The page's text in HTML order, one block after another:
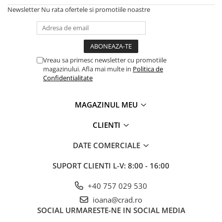
Newsletter Nu rata ofertele si promotiile noastre
Vreau sa primesc newsletter cu promotiile
magazinului. Afla mai multe in Politica de
Confidentialitate
MAGAZINUL MEU
CLIENTI
DATE COMERCIALE
SUPORT CLIENTI L-V: 8:00 - 16:00
+40 757 029 530
ioana@crad.ro
SOCIAL URMARESTE-NE IN SOCIAL MEDIA